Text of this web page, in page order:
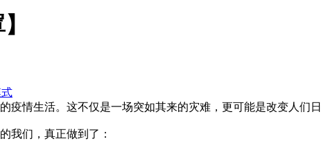
疫情生活。这不仅是一场突如其来的灾难，更可能是改变人
我们，真正做到了：